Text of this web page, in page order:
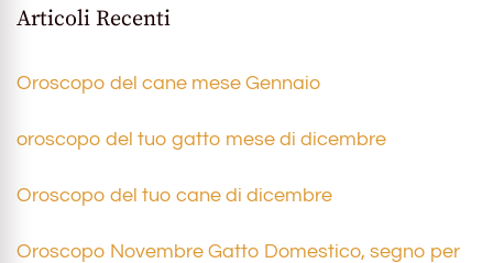
Articoli Recenti
Oroscopo del cane mese Gennaio
oroscopo del tuo gatto mese di dicembre
Oroscopo del tuo cane di dicembre
Oroscopo Novembre Gatto Domestico, segno per